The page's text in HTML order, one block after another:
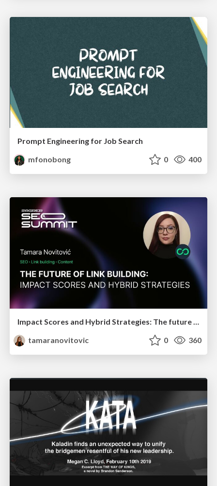
Prompt Engineering for Job Search
mfonobong
0 400
Impact Scores and Hybrid Strategies: The future of link building
tamaranovitovic
0 360